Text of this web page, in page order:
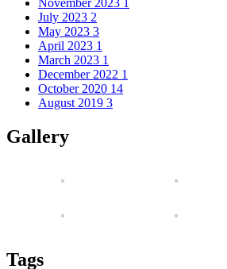
July 2023 2
May 2023 3
April 2023 1
March 2023 1
December 2022 1
October 2020 14
August 2019 3
Gallery
Tags